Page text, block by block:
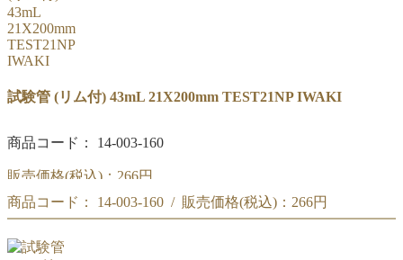
試験管 (リム付) 43mL 21X200mm TEST21NP IWAKI
商品コード： 14-003-160
販売価格(税込)： 266円
IWAKI 試験管 43mL (リム付) 21X200mm TEST21NP
商品コード： 14-003-160 / 販売価格(税込)： 266円
IWAKI 試験管 43mL (リム付) 21X200mm TEST21NP